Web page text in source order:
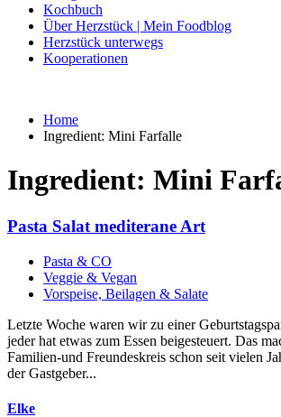
Kochbuch
Über Herzstück | Mein Foodblog
Herzstück unterwegs
Kooperationen
Home
Ingredient: Mini Farfalle
Ingredient: Mini
Pasta Salat mediterane Art
Pasta & CO
Veggie & Vegan
Vorspeise, Beilagen & Salate
Letzte Woche waren wir zu einer
jeder hat etwas zum Essen beigesteuert. Das
Familien-und Freundeskreis schon seit vielen
der Gastgeber...
Elke